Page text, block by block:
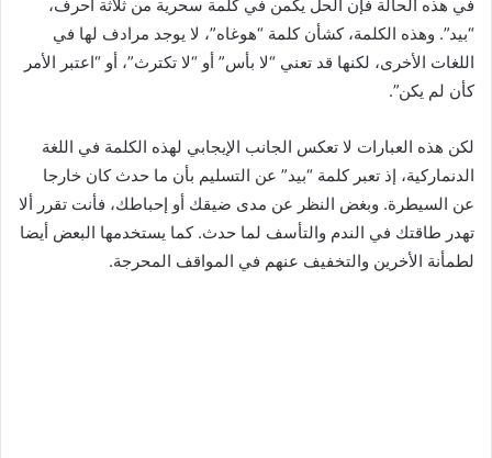
في هذه الحالة فإن الحل يكمن في كلمة سحرية من ثلاثة أحرف،
“بيد”. وهذه الكلمة، كشأن كلمة “هوغاه”، لا يوجد مرادف لها في
اللغات الأخرى، لكنها قد تعني “لا بأس” أو “لا تكترث”، أو “اعتبر الأمر
كأن لم يكن”.
لكن هذه العبارات لا تعكس الجانب الإيجابي لهذه الكلمة في اللغة
الدنماركية، إذ تعبر كلمة “بيد” عن التسليم بأن ما حدث كان خارجا
عن السيطرة. وبغض النظر عن مدى ضيقك أو إحباطك، فأنت تقرر ألا
تهدر طاقتك في الندم والتأسف لما حدث. كما يستخدمها البعض أيضا
لطمأنة الأخرين والتخفيف عنهم في المواقف المحرجة.